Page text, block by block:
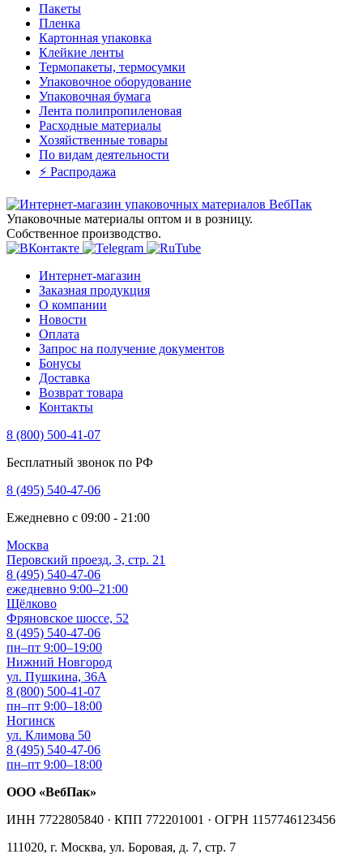
Пакеты
Пленка
Картонная упаковка
Клейкие ленты
Термопакеты, термосумки
Упаковочное оборудование
Упаковочная бумага
Лента полипропиленовая
Расходные материалы
Хозяйственные товары
По видам деятельности
⚡️ Распродажа
Упаковочные материалы оптом и в розницу.
Собственное производство.
Интернет-магазин
Заказная продукция
О компании
Новости
Оплата
Запрос на получение документов
Бонусы
Доставка
Возврат товара
Контакты
8 (800) 500-41-07
Бесплатный звонок по РФ
8 (495) 540-47-06
Ежедневно с 09:00 - 21:00
Москва
Перовский проезд, 3, стр. 21
8 (495) 540-47-06
ежедневно 9:00–21:00
Щёлково
Фряновское шоссе, 52
8 (495) 540-47-06
пн–пт 9:00–19:00
Нижний Новгород
ул. Пушкина, 36А
8 (800) 500-41-07
пн–пт 9:00–18:00
Ногинск
ул. Климова 50
8 (495) 540-47-06
пн–пт 9:00–18:00
ООО «ВебПак»
ИНН 7722805840 · КПП 772201001 · ОГРН 1157746123456
111020, г. Москва, ул. Боровая, д. 7, стр. 7